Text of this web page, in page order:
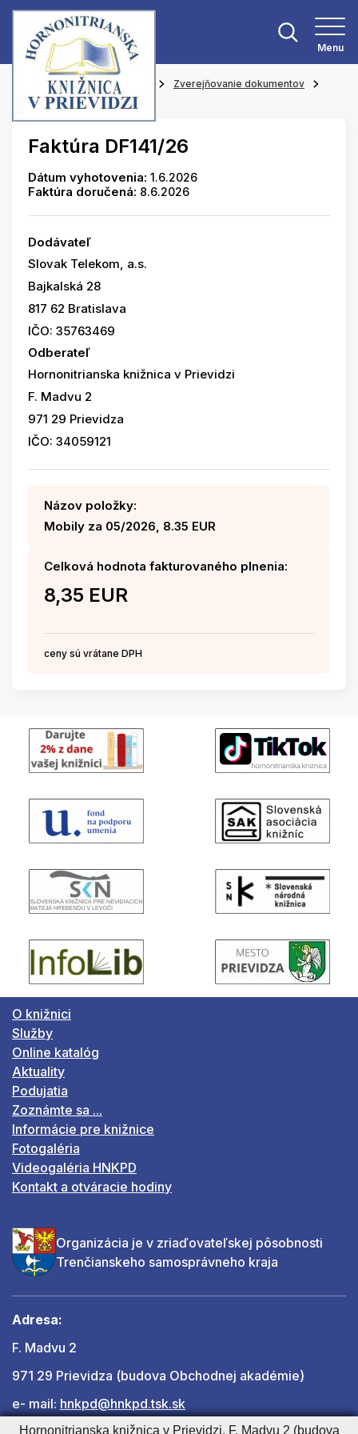
Menu
Hlavná stránka O knižnici
Zverejňovanie dokumentov
Faktúry
Faktúra DF141/26
Dátum vyhotovenia: 1.6.2026
Faktúra doručená: 8.6.2026
Dodávateľ
Slovak Telekom, a.s.
Bajkalská 28
817 62 Bratislava
IČO: 35763469
Odberateľ
Hornonitrianska knižnica v Prievidzi
F. Madvu 2
971 29 Prievidza
IČO: 34059121
Názov položky:
Mobily za 05/2026, 8.35 EUR
Celková hodnota fakturovaného plnenia:
8,35 EUR
ceny sú vrátane DPH
O knižnici
Služby
Online katalóg
Aktuality
Podujatia
Zoznámte sa ...
Informácie pre knižnice
Fotogaléria
Videogaléria HNKPD
Kontakt a otváracie hodiny
Organizácia je v zriaďovateľskej pôsobnosti
Trenčianskeho samosprávneho kraja
Adresa:
F. Madvu 2
971 29 Prievidza (budova Obchodnej akadémie)
e- mail: hnkpd@hnkpd.tsk.sk
Hornonitrianska knižnica v Prievidzi, F. Madvu 2 (budova